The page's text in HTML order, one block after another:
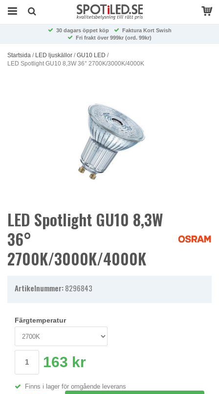
30 dagars öppet köp
Faktura Kort Swish
Fri frakt över 999kr (ord. 99kr)
Startsida / LED ljuskällor /GU10 LED /
LED Spotlight GU10 8,3W 36° 2700K/3000K/4000K
LED Spotlight GU10 8,3W
36°
2700K/3000K/4000K
Artikelnummer:8296843
Färgtemperatur
163 kr
Finns i lager för omgående leverans